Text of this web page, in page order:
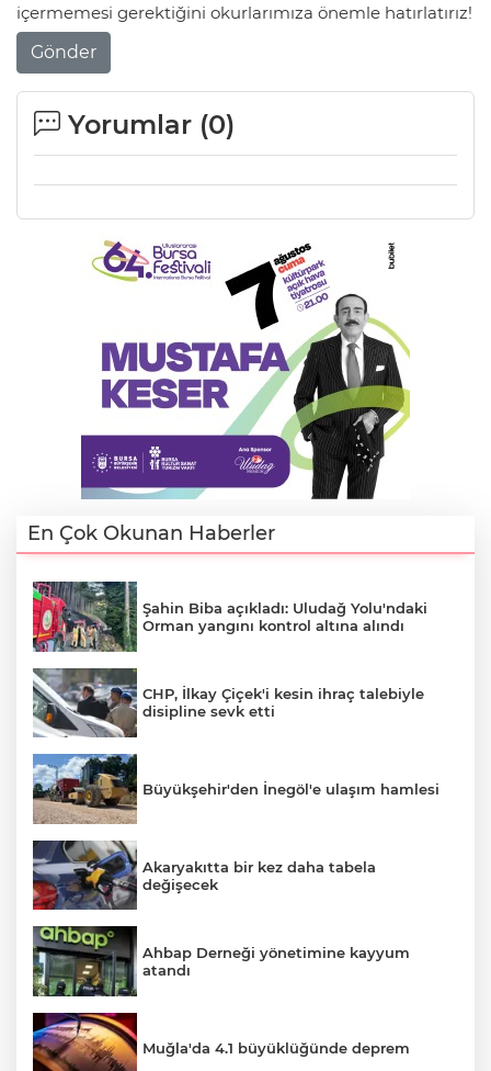
içermemesi gerektiğini okurlarımıza önemle hatırlatırız!
Gönder
Yorumlar (0)
En Çok Okunan Haberler
Şahin Biba açıkladı: Uludağ Yolu'ndaki
Orman yangını kontrol altına alındı
CHP, İlkay Çiçek'i kesin ihraç talebiyle
disipline sevk etti
Büyükşehir'den İnegöl'e ulaşım hamlesi
Akaryakıtta bir kez daha tabela
değişecek
Ahbap Derneği yönetimine kayyum
atandı
Muğla'da 4.1 büyüklüğünde deprem